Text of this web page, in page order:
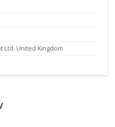
Ltd. United Kingdom